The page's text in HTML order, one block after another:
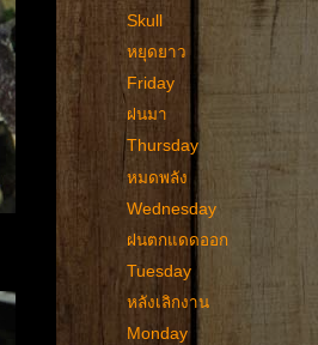
Skull
หยุดยาว
Friday
ฝนมา
Thursday
หมดพลัง
Wednesday
ฝนตกแดดออก
Tuesday
หลังเลิกงาน
Monday